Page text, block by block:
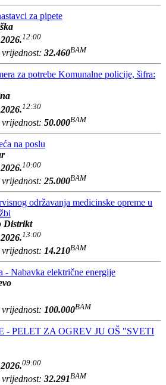
za pipete
12:00
32.460BAM
za potrebe Komunalne policije, šifra:
12:30
50.000BAM
na poslu
10:00
vrijednost:25.000BAM
održavanja medicinske opreme u
Distrikt
13:00
14.210BAM
- Nabavka električne energije
100.000BAM
- PELET ZA OGREV JU OŠ "SVETI
09:00
32.291BAM